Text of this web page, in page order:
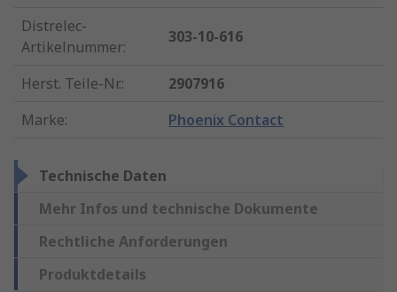
Distrelec-
Artikelnummer:
303-10-616
Herst. Teile-Nr.:
2907916
Marke: Phoenix Contact
Technische Daten
Mehr Infos und technische Dokumente
Rechtliche Anforderungen
Produktdetails